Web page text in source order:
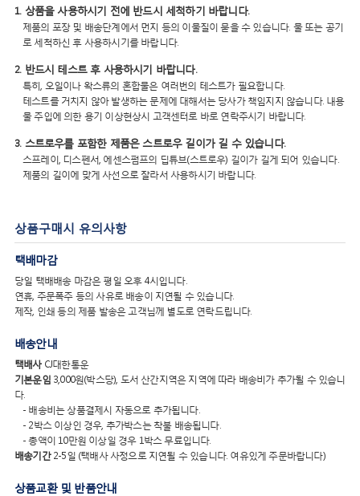
1. 상품을 사용하시기 전에 반드시 세척하기 바랍니다.
제품의 포장 및 배송단계에서 먼지 등의 이물질이 묻을 수 있습니다. 물 또는 공기
로 세척하신 후 사용하시기를 바랍니다.
2. 반드시 테스트 후 사용하시기 바랍니다.
특히, 오일이나 왁스류의 혼합물은 여러번의 테스트가 필요합니다.
테스트를 거치지 않아 발생하는 문제에 대해서는 당사가 책임지지 않습니다. 내용
물 주입에 의한 용기 이상현상시 고객센터로 바로 연락주시기 바랍니다.
3. 스트로우를 포함한 제품은 스트로우 길이가 길 수 있습니다.
스프레이, 디스펜서, 에센스펌프의 딥튜브(스트로우) 길이가 길게 되어 있습니다.
제품의 길이에 맞게 사선으로 잘라서 사용하시기 바랍니다.
상품구매시 유의사항
택배마감
당일 택배배송 마감은 평일 오후 4시입니다.
연휴, 주문폭주 등의 사유로 배송이 지연될 수 있습니다.
제작, 인쇄 등의 제품 발송은 고객님께 별도로 연락드립니다.
배송안내
택배사CJ대한통운
기본운임3,000원(박스당), 도서 산간지역은 지역에 따라 배송비가 추가될 수 있습니
다.
- 배송비는 상품결제시 자동으로 추가됩니다.
- 2박스 이상인 경우, 추가박스는 착불 배송됩니다.
- 총액이 10만원 이상일 경우 1박스 무료입니다.
배송기간2-5일 (택배사 사정으로 지연될 수 있습니다. 여유있게 주문바랍니다)
상품교환 및 반품안내